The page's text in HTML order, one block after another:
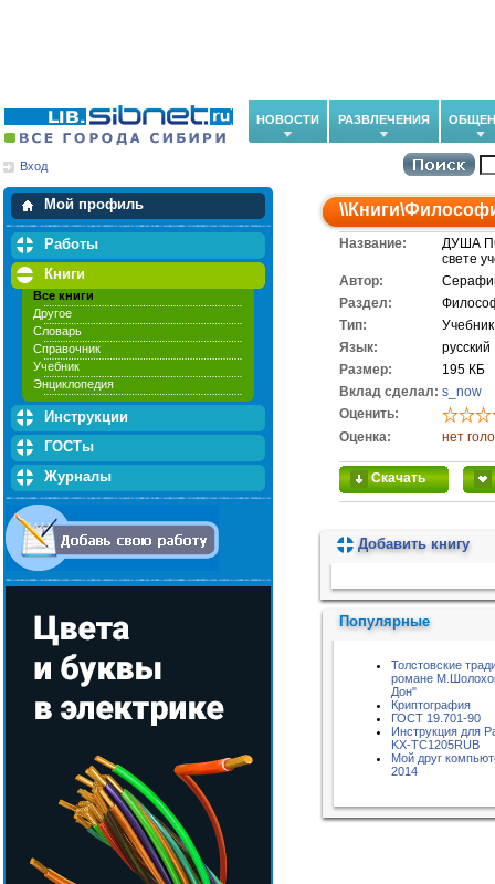
НОВОСТИ РАЗВЛЕЧЕНИЯ
Вход
Мой профиль
Мои закладки
Работы
Книги
Все книги
Другое
Словарь
Справочник
Учебник
Энциклопедия
Инструкции
ГОСТы
Журналы
\\Книги\
Название:
ДУША
свете
Автор:
Раздел:
Тип:
Учебник
Язык:
русский
Размер:
195 КБ
Вклад сделал: s_now
Оценить:
Оценка:
нет
Скачать
Добавить книгу
Популярные
Толстовские
романе
Дон"
Криптография
ГОСТ 19.701-90
Инструкция для
KX-TC1205RUB
Мой друг
2014